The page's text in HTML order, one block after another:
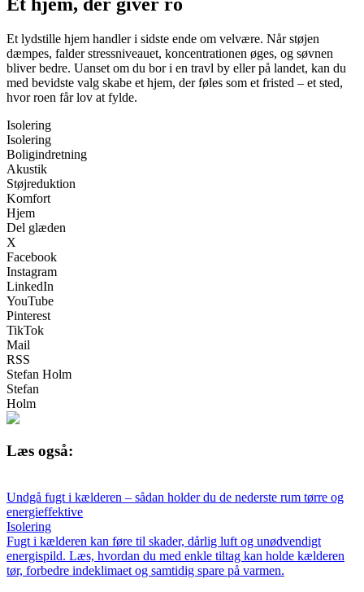
Et lydstille hjem handler i sidste ende om velvære. Når støjen
dæmpes, falder stressniveauet, koncentrationen øges, og søvnen
bliver bedre. Uanset om du bor i en travl by eller på landet, kan du
med bevidste valg skabe et hjem, der føles som et fristed – et sted,
hvor roen får lov at fylde.
Isolering
Isolering
Boligindretning
Akustik
Støjreduktion
Komfort
Hjem
Del glæden
X
Facebook
Instagram
LinkedIn
YouTube
Pinterest
TikTok
Mail
RSS
Stefan Holm
Stefan
Holm
Læs også:
Undgå fugt i kælderen – sådan holder du de nederste rum tørre og
energieffektive
Isolering
Fugt i kælderen kan føre til skader, dårlig luft og unødvendigt
energispild. Læs, hvordan du med enkle tiltag kan holde kælderen
tør, forbedre indeklimaet og samtidig spare på varmen.